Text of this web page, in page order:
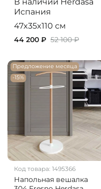
Испания
47x35x110 см
44 200 ₽ 52 100 ₽
Предложение месяца
-15%
Код товара: 1495366
Напольная вешалка